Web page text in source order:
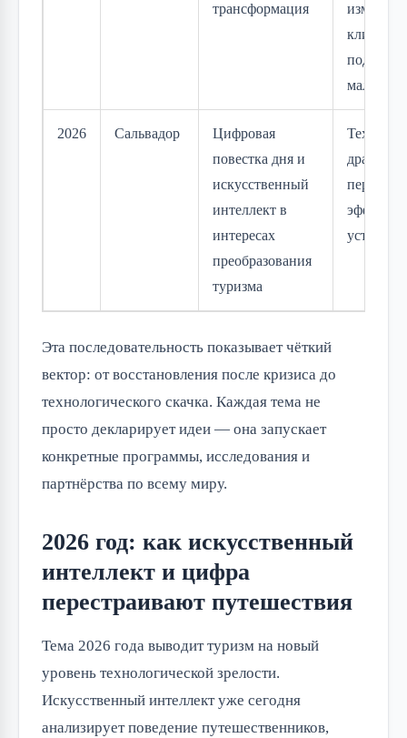
трансформация
климата
малого
2026 Сальвадор
Цифровая
повестка дня и
искусственный
интеллект в
интересах
преобразования
туризма
драйвер
Эта последовательность показывает чёткий
вектор: от восстановления после кризиса до
технологического скачка. Каждая тема не
просто декларирует идеи — она запускает
конкретные программы, исследования и
партнёрства по всему миру.
2026 год: как искусственный
интеллект и цифра
перестраивают путешествия
Тема 2026 года выводит туризм на новый
уровень технологической зрелости.
Искусственный интеллект уже сегодня
анализирует поведение путешественников,